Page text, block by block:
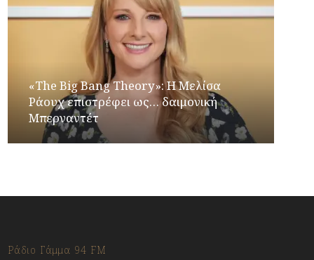
«The Big Bang Theory»: Η Μελίσα
Ράουχ επιστρέφει ως… δαιμονική
Μπερναντέτ
Ράδιο Γάμμα 94 FM